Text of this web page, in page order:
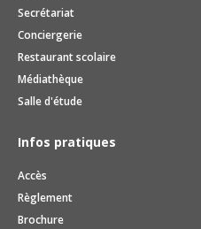
Secrétariat
Conciergerie
Restaurant scolaire
Médiathèque
Salle d'étude
Infos pratiques
Accès
Règlement
Brochure